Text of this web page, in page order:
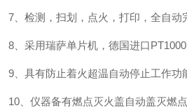
7、检测，扫划，点火，打印，全自动
8、采用瑞萨单片机，德国进口
9、具有防止着火超温自动停止工作功
10、仪器备有燃点灭火盖自动盖灭燃点